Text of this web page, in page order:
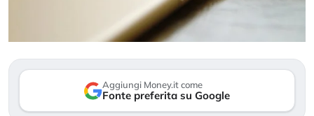
Aggiungi Money.it come
Fonte preferita su Google